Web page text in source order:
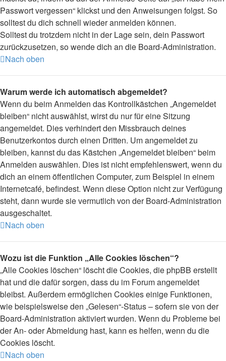
Passwort vergessen“ klickst und den Anweisungen folgst. So
solltest du dich schnell wieder anmelden können.
Solltest du trotzdem nicht in der Lage sein, dein Passwort
zurückzusetzen, so wende dich an die Board-Administration.
Nach oben
Warum werde ich automatisch abgemeldet?
Wenn du beim Anmelden das Kontrollkästchen „Angemeldet
bleiben“ nicht auswählst, wirst du nur für eine Sitzung
angemeldet. Dies verhindert den Missbrauch deines
Benutzerkontos durch einen Dritten. Um angemeldet zu
bleiben, kannst du das Kästchen „Angemeldet bleiben“ beim
Anmelden auswählen. Dies ist nicht empfehlenswert, wenn du
dich an einem öffentlichen Computer, zum Beispiel in einem
Internetcafé, befindest. Wenn diese Option nicht zur Verfügung
steht, dann wurde sie vermutlich von der Board-Administration
ausgeschaltet.
Nach oben
Wozu ist die Funktion „Alle Cookies löschen“?
„Alle Cookies löschen“ löscht die Cookies, die phpBB erstellt
hat und die dafür sorgen, dass du im Forum angemeldet
bleibst. Außerdem ermöglichen Cookies einige Funktionen,
wie beispielsweise den „Gelesen“-Status – sofern sie von der
Board-Administration aktiviert wurden. Wenn du Probleme bei
der An- oder Abmeldung hast, kann es helfen, wenn du die
Cookies löscht.
Nach oben